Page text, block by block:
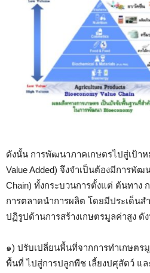
ดังนั้น การพัฒนาภาคเกษตรไปสู่เป้าห
Value Added) จึงจำเป็นต้องมีการพั
Chain) ทั้งกระบวนการตั้งแต่ ต้นทาง
การตลาดนำการผลิต โดยมีประเด็น
ปฏิรูปด้านการสร้างเกษตรมูลค่าสูง ดั
๑) ปรับเปลี่ยนพื้นที่จากการทำเกษตร
พื้นที่ ไปสู่การปลูกพืช เลี้ยงปศุสัตว์ แ